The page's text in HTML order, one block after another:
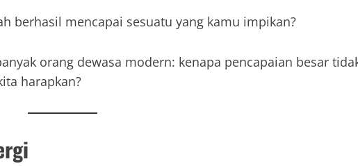
berhasil mencapai sesuatu yang kamu impikan?
orang dewasa modern: kenapa pencapaian besar
harapkan?